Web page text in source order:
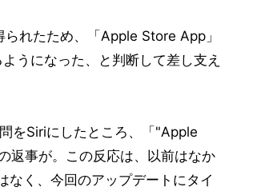
れたため、「Apple Store App」
うになった、と判断して差し支え
をSiriにしたところ、「"Apple
事が。この反応は、以前はなか
なく、今回のアップデートにタイ